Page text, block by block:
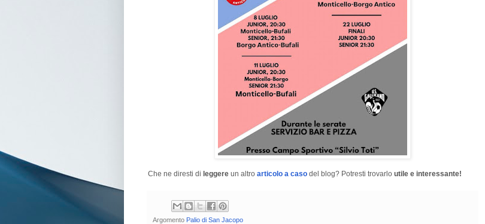
Che ne diresti di leggere un altro articolo a caso del blog? Potresti trovarlo utile e interessante!
Argomento Palio di San Jacopo